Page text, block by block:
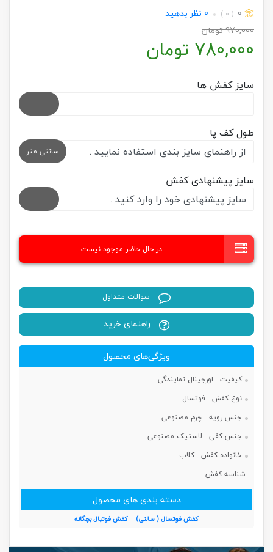
0
( 0 )
0 نظر بدهید
970,000تومان
780,000 تومان
سایز کفش ها
طول کف پا
سانتی متر
سایز پیشنهادی کفش
در حال حاضر موجود نیست
سوالات متداول
راهنمای خرید
ویژگی‌های محصول
کیفیت : اورجینال نمایندگی
نوع کفش : فوتسال
جنس رویه : چرم مصنوعی
جنس کفی : لاستیک مصنوعی
خانواده کفش :کلاب
شناسه کفش :
دسته بندی های محصول
کفش فوتسال ( سالنی) کفش فوتبال بچگانه